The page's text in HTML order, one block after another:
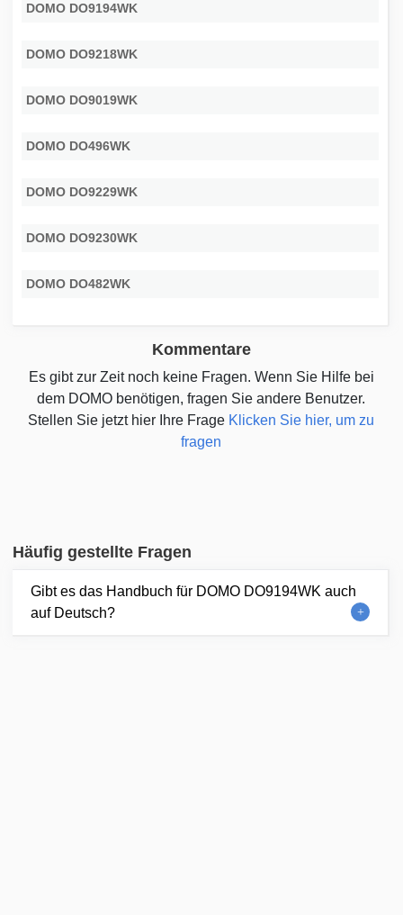
DOMO DO9194WK
DOMO DO9218WK
DOMO DO9019WK
DOMO DO496WK
DOMO DO9229WK
DOMO DO9230WK
DOMO DO482WK
Kommentare
Es gibt zur Zeit noch keine Fragen. Wenn Sie Hilfe bei
dem DOMO benötigen, fragen Sie andere Benutzer.
Stellen Sie jetzt hier Ihre Frage Klicken Sie hier, um zu
fragen
Häufig gestellte Fragen
Gibt es das Handbuch für DOMO DO9194WK auch
auf Deutsch?